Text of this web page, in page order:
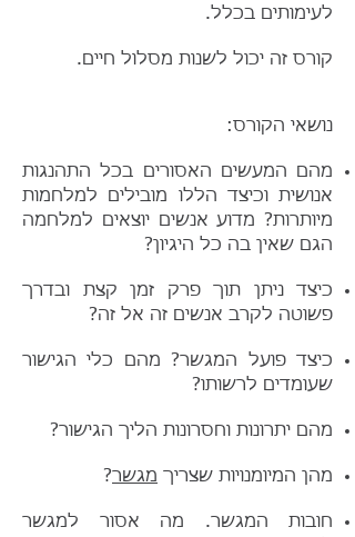
לעימותים בכלל.
קורס זה יכול לשנות מסלול חיים.
נושאי הקורס:
מהם המעשים האסורים בכל התהנגות
אנושית וכיצד הללו מובילים למלחמות
מיותרות? מדוע אנשים יוצאים למלחמה
הגם שאין בה כל היגיון?
כיצד ניתן תוך פרק זמן קצת ובדרך
פשוטה לקרב אנשים זה אל זה?
כיצד פועל המגשר? מהם כלי הגישור
שעומדים לרשותו?
מהם יתרונות וחסרונות הליך הגישור?
מהן המיומנויות שצריך מגשר?
חובות המגשר. מה אסור למגשר